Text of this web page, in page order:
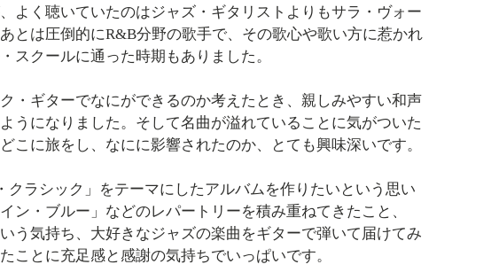
よく聴いていたのはジャズ・ギタリストよりもサラ・ヴォー
とは圧倒的にR&B分野の歌手で、その歌心や歌い方に惹かれ
スクールに通った時期もありました。
・ギターでなにができるのか考えたとき、親しみやすい和声
うになりました。そして名曲が溢れていることに気がついた
に旅をし、なにに影響されたのか、とても興味深いです。
ラシック」をテーマにしたアルバムを作りたいという思い
・ブルー」などのレパートリーを積み重ねてきたこと、
う気持ち、大好きなジャズの楽曲をギターで弾いて届けてみ
ことに充足感と感謝の気持ちでいっぱいです。